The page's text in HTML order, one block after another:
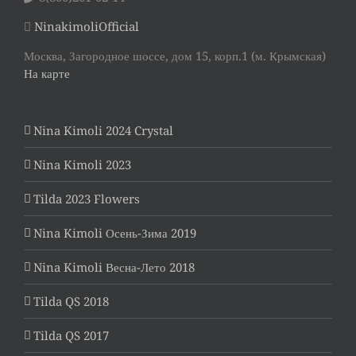
NinakimoliOfficial
Москва, Загородное шоссе, дом 15, корп.1 (м. Крымская)
На карте
Nina Kimoli 2024 Crystal
Nina Kimoli 2023
Tilda 2023 Flowers
Nina Kimoli Осень-Зима 2019
Nina Kimoli Весна-Лето 2018
Tilda QS 2018
Tilda QS 2017